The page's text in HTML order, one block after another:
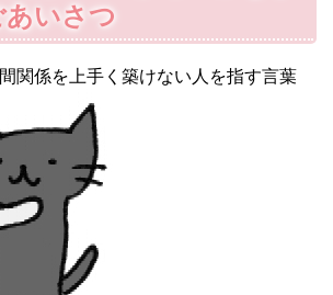
あいさつ
関係を上手く築けない人を指す言葉